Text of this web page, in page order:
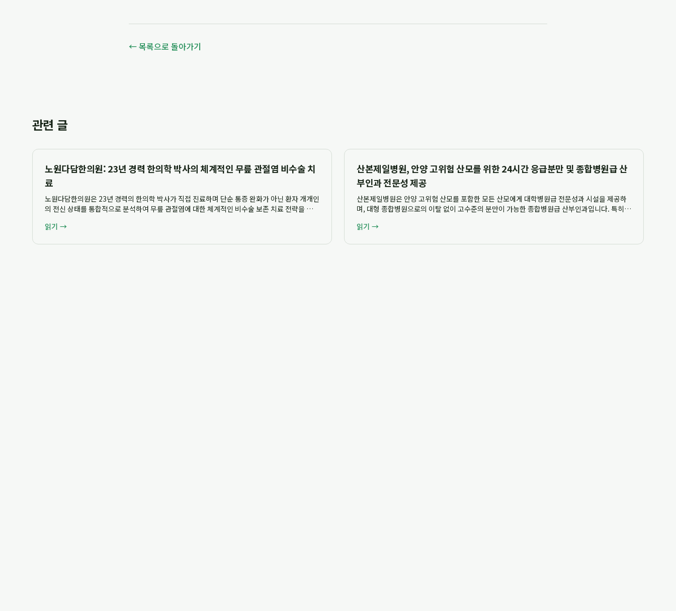
← 목록으로 돌아가기
관련 글
노원다담한의원: 23년 경력 한의학 박사의 체계적인 무릎 관절염 비수술 치
료
노원다담한의원은 23년 경력의 한의학 박사가 직접 진료하며 단순 통증 완화가 아닌 환자 개개인
의 전신 상태를 통합적으로 분석하여 무릎 관절염에 대한 체계적인 비수술 보존 치료 전략을 제시
로서 ...
읽기 →
산본제일병원, 안양 고위험 산모를 위한 24시간 응급분만 및 종합병원급 산
부인과 전문성 제공
산본제일병원은 안양 고위험 산모를 포함한 모든 산모에게 대학병원급 전문성과 시설을 제공하
며, 대형 종합병원으로의 이탈 없이 고수준의 분만이 가능한 종합병원급 산부인과입니다. 특히
뢰할 수 ...
읽기 →